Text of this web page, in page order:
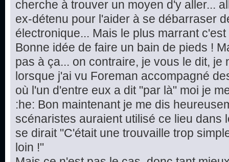
cherche à trouver un moyen d'y aller...
ex-détenu pour l'aider à se débarraser
électronique... Mais le plus marrant
Bonne idée de faire un bain de pieds !
pas à ça... on contraire, je vous le dit, je
lorsque j'ai vu Foreman accompagné
où l'un d'entre eux a dit "par là" moi je
:he: Bon maintenant je me dis
scénaristes auraient utilisé ce lieu dans
se dirait "C'était une trouvaille trop
loin !"